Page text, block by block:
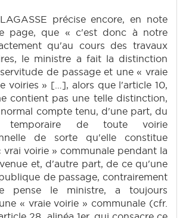
précise encore, en note
page, que « c'est donc à notre
qu'au cours des travaux
le ministre a fait la distinction
de passage et une « vraie
voiries » […], alors que l'article 10,
contient pas une telle distinction,
compte tenu, d'une part, du
temporaire de toute voirie
de sorte qu'elle constitue
vrai voirie » communale pendant la
et, d'autre part, de ce qu'une
de passage, contrairement
pense le ministre, a toujours
« vraie voirie » communale (cfr.